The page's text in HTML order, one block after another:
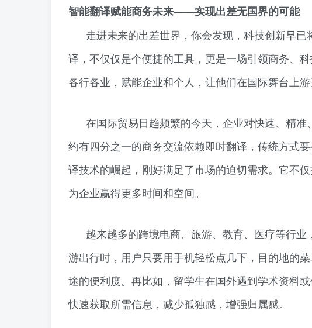
智能翻译赋能商务未来——实现出差无国界的可能
走进未来的出差世界，你会发现，科技创新早
译，不仅仅是个便捷的工具，更是一场引领商务、
各行各业，赋能企业和个人，让他们在国际舞台上游
在国际贸易日趋频繁的今天，企业对快速、精
约有四分之一的商务交流依赖即时翻译，传统方式
译技术的崛起，刚好满足了市场的迫切需求。它不
为企业赢得更多时间和空间。
越来越多的跨境电商、旅游、教育、医疗等行
游出行时，用户只要用手机轻松点几下，目的地的
途的便利度。再比如，留学生在国外遇到学术资料
快速获取所需信息，减少孤独感，增强归属感。